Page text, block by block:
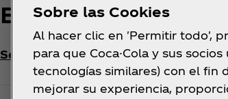
Explora otro país o
Seleccionar País
Sobre las Cookies
Al hacer clic en 'Permitir todo',
para que Coca-Cola y sus
tecnologías similares) con el fin
mejorar su experiencia,